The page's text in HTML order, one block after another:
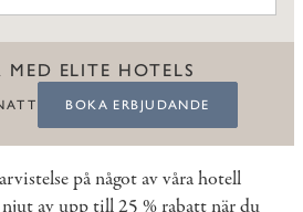
MED ELITE HOTELS
BOKA ERBJUDANDE
på något av våra hotell